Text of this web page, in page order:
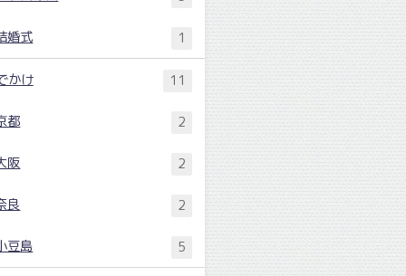
婚式 1
かけ 11
都 2
阪 2
良 2
豆島 5